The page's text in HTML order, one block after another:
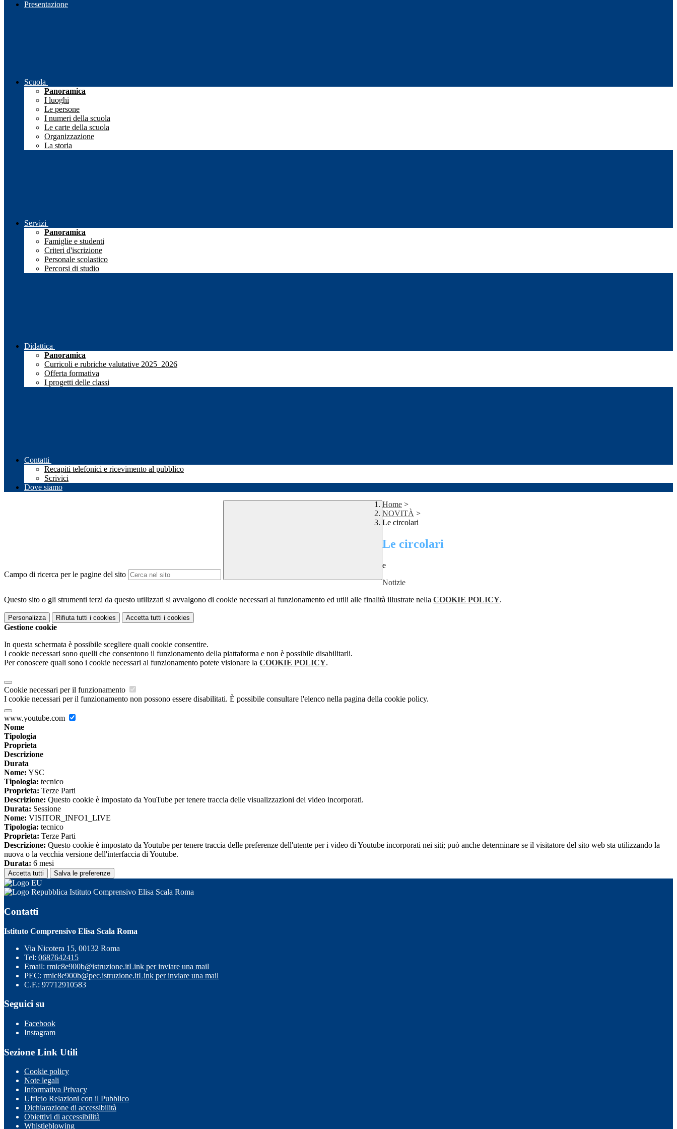
Presentazione
Scuola
Panoramica
I luoghi
Le persone
I numeri della scuola
Le carte della scuola
Organizzazione
La storia
Servizi
Panoramica
Famiglie e studenti
Criteri d'iscrizione
Personale scolastico
Percorsi di studio
Didattica
Panoramica
Curricoli e rubriche valutative 2025_2026
Offerta formativa
I progetti delle classi
Contatti
Recapiti telefonici e ricevimento al pubblico
Scrivici
Dove siamo
Campo di ricerca per le pagine del sito
Home >
NOVITÀ >
Le circolari
Le circolari
e
Notizie
Questo sito o gli strumenti terzi da questo utilizzati si avvalgono di cookie necessari al funzionamento ed utili alle finalità illustrate nella COOKIE POLICY.
Personalizza Rifiuta tutti i cookies Accetta tutti i cookies
Gestione cookie
In questa schermata è possibile scegliere quali cookie consentire.
I cookie necessari sono quelli che consentono il funzionamento della piattaforma e non è possibile disabilitarli.
Per conoscere quali sono i cookie necessari al funzionamento potete visionare la COOKIE POLICY.
Cookie necessari per il funzionamento
I cookie necessari per il funzionamento non possono essere disabilitati. È possibile consultare l'elenco nella pagina della cookie policy.
www.youtube.com
Nome
Tipologia
Proprieta
Descrizione
Durata
Nome: YSC
Tipologia: tecnico
Proprieta: Terze Parti
Descrizione: Questo cookie è impostato da YouTube per tenere traccia delle visualizzazioni dei video incorporati.
Durata: Sessione
Nome: VISITOR_INFO1_LIVE
Tipologia: tecnico
Proprieta: Terze Parti
Descrizione: Questo cookie è impostato da Youtube per tenere traccia delle preferenze dell'utente per i video di Youtube incorporati nei siti; può anche determinare se il visitatore del sito web sta utilizzando la
nuova o la vecchia versione dell'interfaccia di Youtube.
Durata: 6 mesi
Accetta tutti Salva le preferenze
Istituto Comprensivo Elisa Scala Roma
Contatti
Istituto Comprensivo Elisa Scala Roma
Via Nicotera 15, 00132 Roma
Tel: 0687642415
Email: rmic8e900b@istruzione.itLink per inviare una mail
PEC: rmic8e900b@pec.istruzione.itLink per inviare una mail
C.F.: 97712910583
Seguici su
Facebook
Instagram
Sezione Link Utili
Cookie policy
Note legali
Informativa Privacy
Ufficio Relazioni con il Pubblico
Dichiarazione di accessibilità
Obiettivi di accessibilità
Whistleblowing